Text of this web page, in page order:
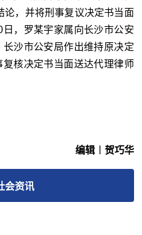
论，并将刑事复议决定书当面
，罗某宇家属向长沙市公安
沙市公安局作出维持原决定
核决定书当面送达代理律师
编辑︱贺巧华
会资讯